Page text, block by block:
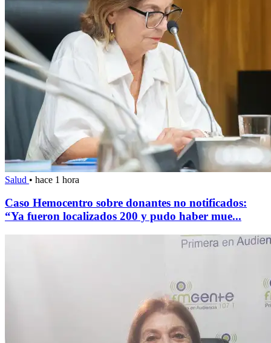
Salud • hace 1 hora
Caso Hemocentro sobre donantes no notificados:
“Ya fueron localizados 200 y pudo haber mue...